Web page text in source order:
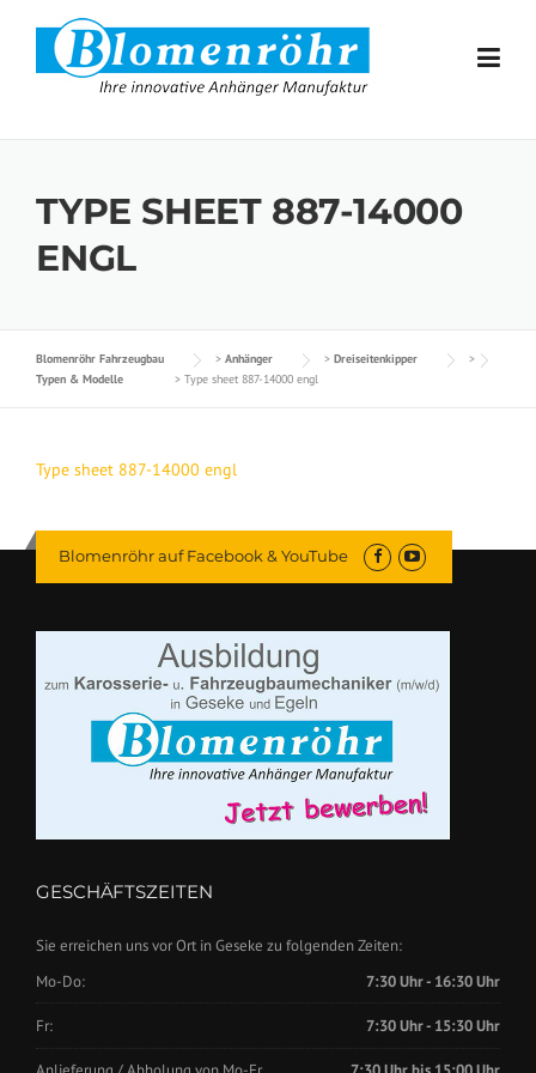
Skip to content
TYPE SHEET 887-14000
ENGL
Blomenröhr Fahrzeugbau > Anhänger > Dreiseitenkipper
>
Typen & Modelle
> Type sheet 887-14000 engl
Type sheet 887-14000 engl
Blomenröhr auf Facebook & YouTube
GESCHÄFTSZEITEN
Sie erreichen uns vor Ort in Geseke zu folgenden Zeiten:
Mo-Do:
7:30 Uhr - 16:30 Uhr
Fr: 7:30 Uhr - 15:30 Uhr